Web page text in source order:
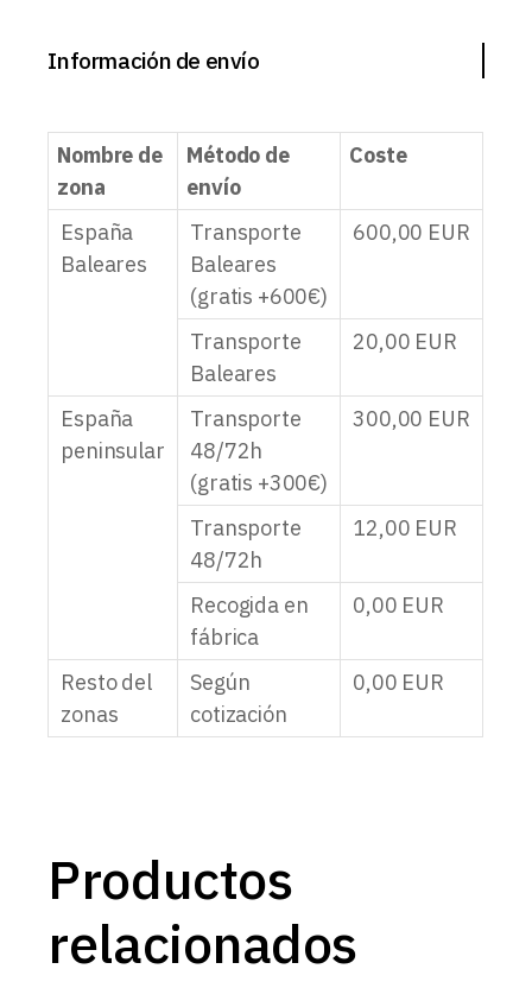
Información de envío
Nombre de
zona
Método de
envío
Coste
España
Baleares
Transporte
Baleares
(gratis +600€)
600,00 EUR
Transporte
Baleares
20,00 EUR
España
peninsular
Transporte
48/72h
(gratis +300€)
300,00 EUR
Transporte
48/72h
12,00 EUR
Recogida en
fábrica
0,00 EUR
Resto del
zonas
Según
cotización
0,00 EUR
Productos
relacionados